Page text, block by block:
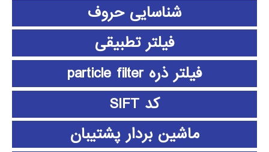
شناسایی حروف
فیلتر تطبیقی
فیلتر ذره particle filter
کد SIFT
ماشین بردار پشتیبان